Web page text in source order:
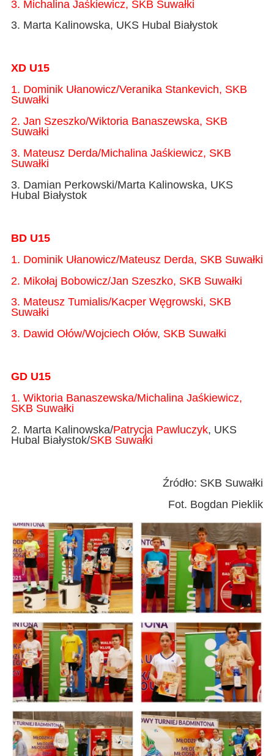
3. Michalina Jaśkiewicz, SKB Suwałki
3. Marta Kalinowska, UKS Hubal Białystok
XD U15
1. Dominik Ułanowicz/Veranika Stankevich, SKB
Suwałki
2. Jan Szeszko/Wiktoria Banaszewska, SKB
Suwałki
3. Mateusz Derda/Michalina Jaśkiewicz, SKB
Suwałki
3. Damian Perkowski/Marta Kalinowska, UKS
Hubal Białystok
BD U15
1. Dominik Ułanowicz/Mateusz Derda, SKB Suwałki
2. Mikołaj Bobowicz/Jan Szeszko, SKB Suwałki
3. Mateusz Tumialis/Kacper Węgrowski, SKB
Suwałki
3. Dawid Ołów/Wojciech Ołów, SKB Suwałki
GD U15
1. Wiktoria Banaszewska/Michalina Jaśkiewicz,
SKB Suwałki
2. Marta Kalinowska/Patrycja Pawluczyk, UKS
Hubal Białystok/SKB Suwałki
Źródło: SKB Suwałki
Fot. Bogdan Pieklik